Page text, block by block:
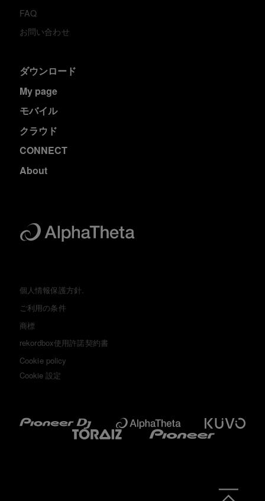
FAQ
お問い合わせ
ダウンロード
My page
モバイル
クラウド
CONNECT
About
個人情報保護方針.
ご利用の条件
商標
rekordbox使用許諾契約書
Cookie policy
Cookie 設定